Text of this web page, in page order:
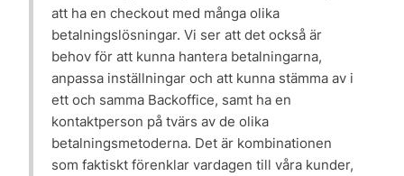
att ha en checkout med många olika
betalningslösningar. Vi ser att det också är
behov för att kunna hantera betalningarna,
anpassa inställningar och att kunna stämma av i
ett och samma Backoffice, samt ha en
kontaktperson på tvärs av de olika
betalningsmetoderna. Det är kombinationen
som faktiskt förenklar vardagen till våra kunder,